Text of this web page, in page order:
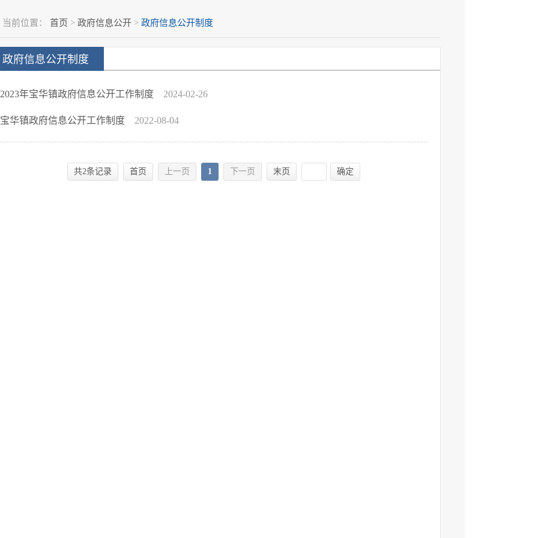
当前位置： 首页 > 政府信息公开> 政府信息公开制度
政府信息公开制度
2023年宝华镇政府信息公开工作制度 2024-02-26
宝华镇政府信息公开工作制度 2022-08-04
共2条记录 首页 上一页 1 下一页 末页 确定